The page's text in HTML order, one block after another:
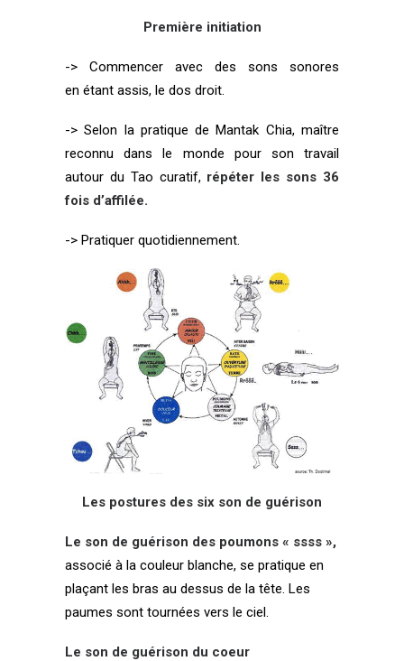
Première initiation
-> Commencer avec des sons sonores
en étant assis, le dos droit.
-> Selon la pratique de Mantak Chia, maître
reconnu dans le monde pour son travail
autour du Tao curatif, répéter les sons 36
fois d’affilée.
-> Pratiquer quotidiennement.
Les postures des six son de guérison
Le son de guérison des poumons « ssss »,
associé à la couleur blanche, se pratique en
plaçant les bras au dessus de la tête. Les
paumes sont tournées vers le ciel.
Le son de guérison du coeur